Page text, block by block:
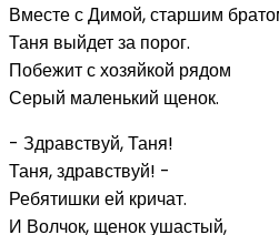
Вместе с Димой, старшим
Таня выйдет за порог.
Побежит с хозяйкой рядом
Серый маленький щенок.
- Здравствуй, Таня!
Таня, здравствуй! -
Ребятишки ей кричат.
И Волчок, щенок ушастый,